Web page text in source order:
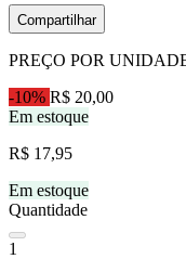
Compartilhar
PREÇO POR
-10% R$ 20,00
Em estoque
R$ 17,95
Em estoque
Quantidade
1